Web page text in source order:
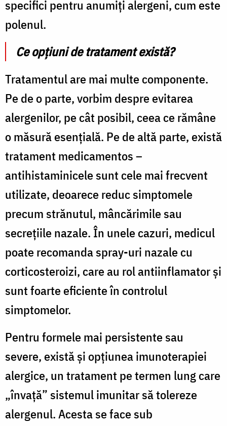
specifici pentru anumiți alergeni, cum este
polenul.
Ce opțiuni de tratament există?
Tratamentul are mai multe componente.
Pe de o parte, vorbim despre evitarea
alergenilor, pe cât posibil, ceea ce rămâne
o măsură esențială. Pe de altă parte, există
tratament medicamentos –
antihistaminicele sunt cele mai frecvent
utilizate, deoarece reduc simptomele
precum strănutul, mâncărimile sau
secrețiile nazale. În unele cazuri, medicul
poate recomanda spray-uri nazale cu
corticosteroizi, care au rol antiinflamator și
sunt foarte eficiente în controlul
simptomelor.
Pentru formele mai persistente sau
severe, există și opțiunea imunoterapiei
alergice, un tratament pe termen lung care
„învață” sistemul imunitar să tolereze
alergenul. Acesta se face sub